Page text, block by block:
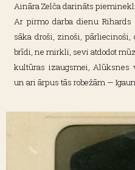
Aināra Zelča darināts
Ar pirmo darba dienu
sāka droši, zinoši,
brīdi, ne mirkli, sevi atdodot
kultūras izaugsmei,
un ari ārpus tās robežām —